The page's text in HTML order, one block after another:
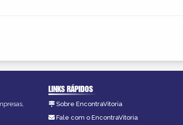
LINKS RÁPIDOS
Sobre EncontraVitoria
Fale com o EncontraVitoria